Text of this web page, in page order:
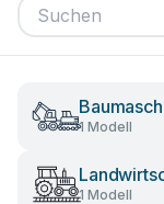
1 Modell
1 Modell